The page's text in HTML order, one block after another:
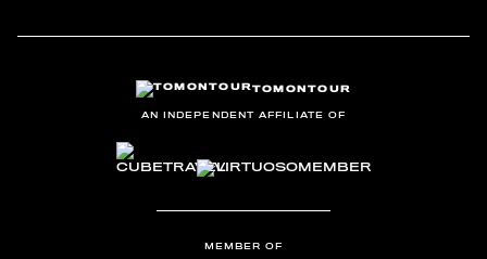
TOMONTOUR
AN INDEPENDENT AFFILIATE OF
MEMBER OF